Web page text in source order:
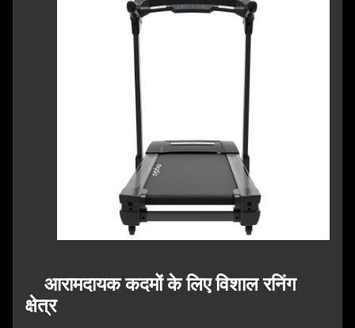
आरामदायक कदमों के लिए विशाल रनिंग
क्षेत्र